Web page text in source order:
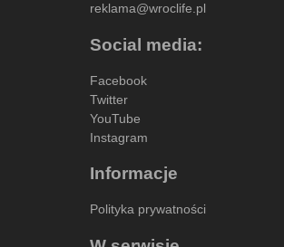
reklama@wroclife.pl
Social media:
Facebook
Twitter
YouTube
Instagram
Informacje
Polityka prywatności